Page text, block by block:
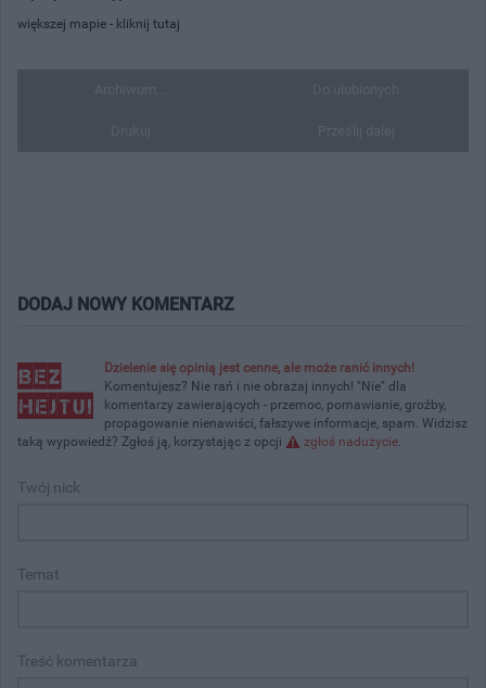
większej mapie - kliknij tutaj
DODAJ NOWY KOMENTARZ
Dzielenie się opinią jest cenne, ale może ranić innych!
Komentujesz? Nie rań i nie obrażaj innych! "Nie" dla
komentarzy zawierających - przemoc, pomawianie, groźby,
propagowanie nienawiści, fałszywe informacje, spam. Widzisz
taką wypowiedź? Zgłoś ją, korzystając z opcji
zgłoś nadużycie.
Twój nick
Temat
Treść komentarza